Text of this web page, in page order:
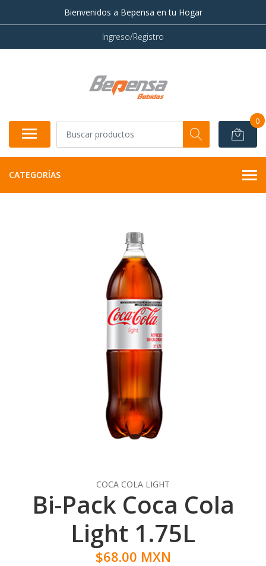
Bienvenidos a Bepensa en tu Hogar
Ingreso/Registro
0
CATEGORÍAS
COCA COLA LIGHT
Bi-Pack Coca Cola
Light 1.75L
$68.00 MXN